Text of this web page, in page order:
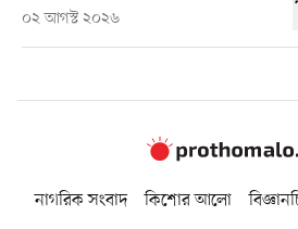
০২ আগস্ট ২০২৬
নাগরিক সংবাদ কিশোর আলো